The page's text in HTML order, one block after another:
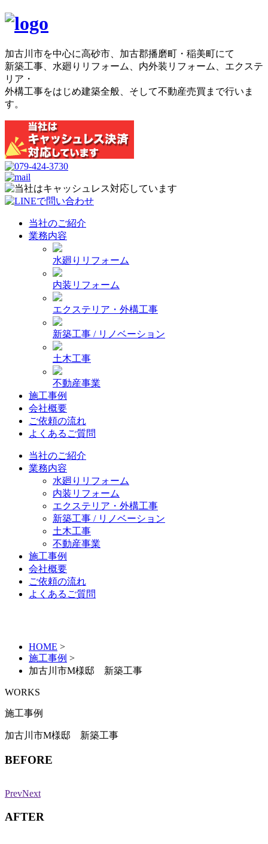
加古川市を中心に高砂市、加古郡播磨町・稲美町にて
新築工事、水廻りリフォーム、内外装リフォーム、エクステ
リア・
外構工事をはじめ建築全般、そして不動産売買まで行いま
す。
当社のご紹介
業務内容
水廻りリフォーム
内装リフォーム
エクステリア・外構工事
新築工事 / リノベーション
土木工事
不動産事業
施工事例
会社概要
ご依頼の流れ
よくあるご質問
当社のご紹介
業務内容
水廻りリフォーム
内装リフォーム
エクステリア・外構工事
新築工事 / リノベーション
土木工事
不動産事業
施工事例
会社概要
ご依頼の流れ
よくあるご質問
HOME >
施工事例 >
加古川市M様邸 新築工事
WORKS
施工事例
加古川市M様邸 新築工事
BEFORE
PrevNext
AFTER